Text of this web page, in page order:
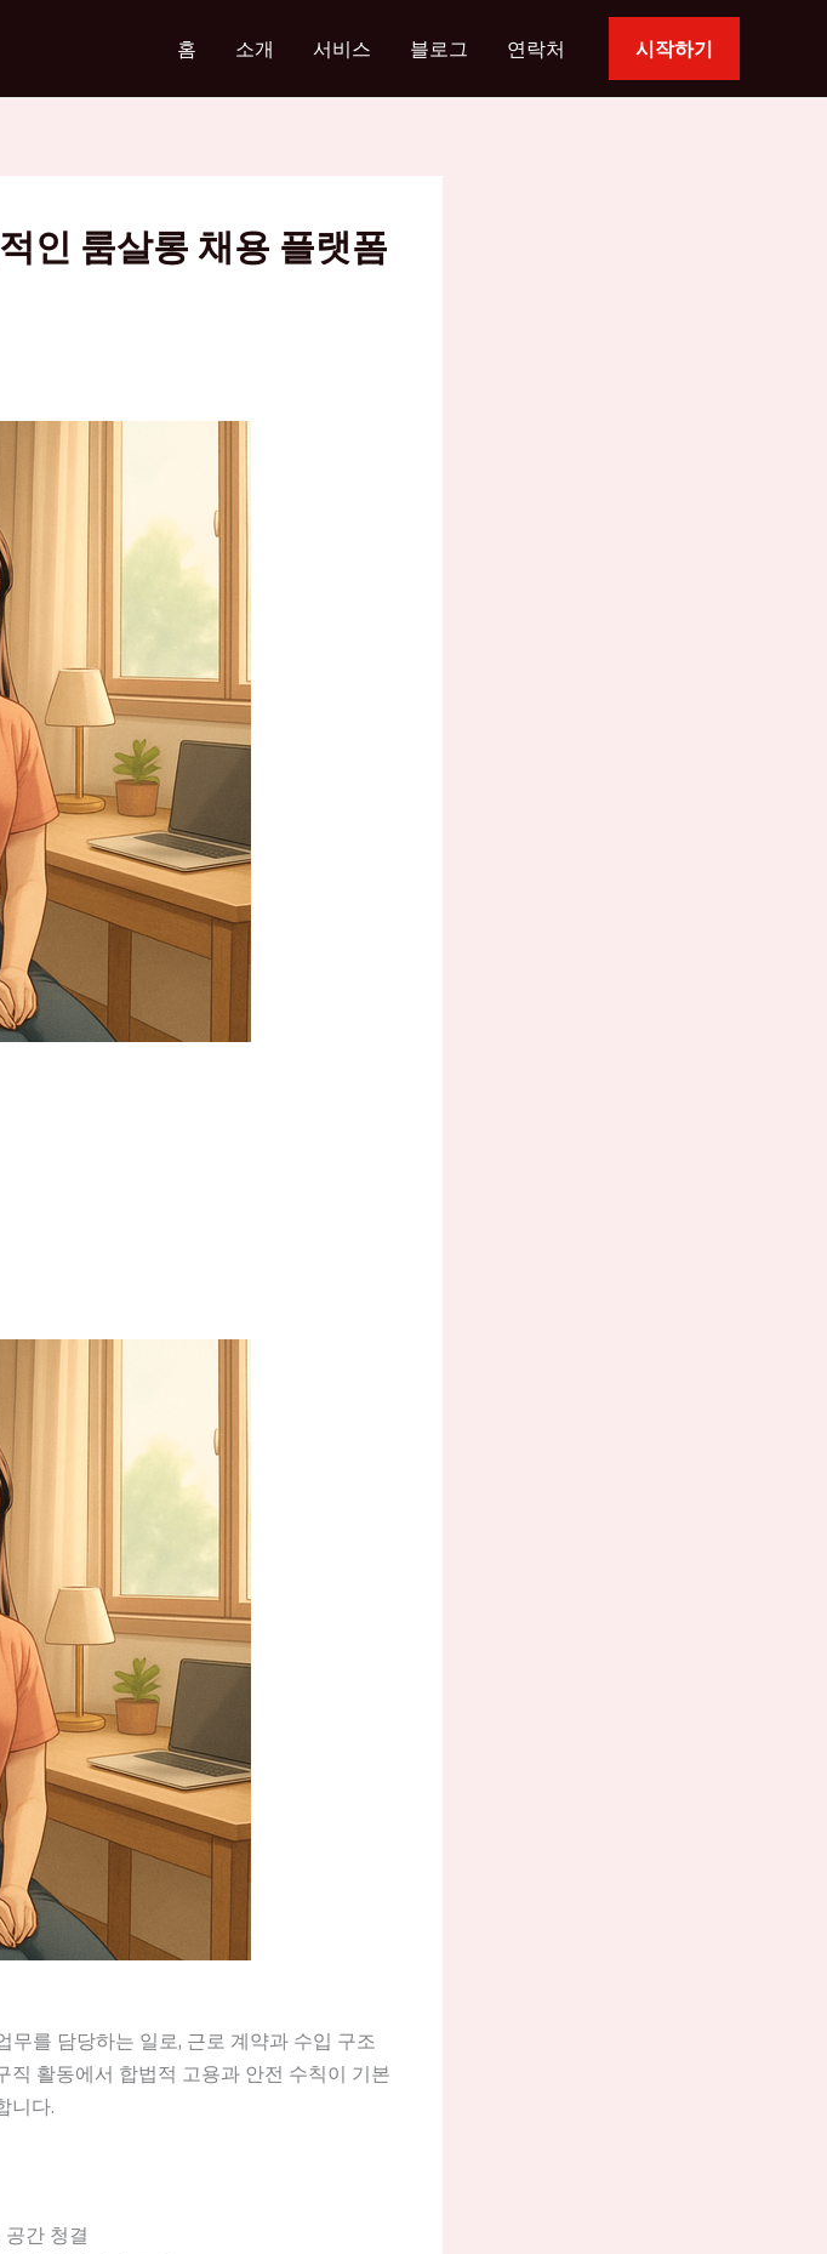
홈 소개 서비스 블로그 연락처 시작하기
인 룸살롱 채용 플랫폼
무를 담당하는 일로, 근로 계약과 수입 구조
활동에서 합법적 고용과 안전 수칙이 기본
니다.
간 청결